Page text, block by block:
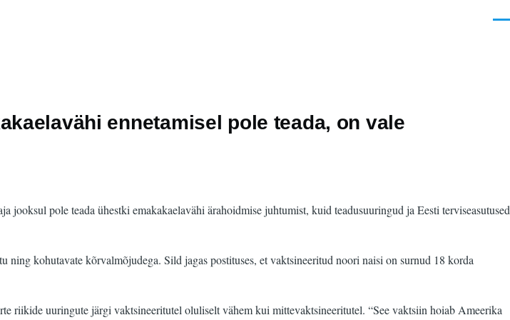
ennetamisel pole teada, on vale
pole teada ühestki emakakaelavähi ärahoidmise juhtumist, kuid teadusuuringud ja Eesti terviseasutused
kohutavate kõrvalmõjudega. Sild jagas postituses, et vaktsineeritud noori naisi on surnud 18 korda
riikide uuringute järgi vaktsineeritutel oluliselt vähem kui mittevaktsineeritutel. “See vaktsiin hoiab Ameerika